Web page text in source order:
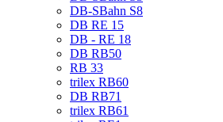
DB-SBahn S8
DB RE 15
DB - RE 18
DB RB50
RB 33
trilex RB60
DB RB71
trilex RB61